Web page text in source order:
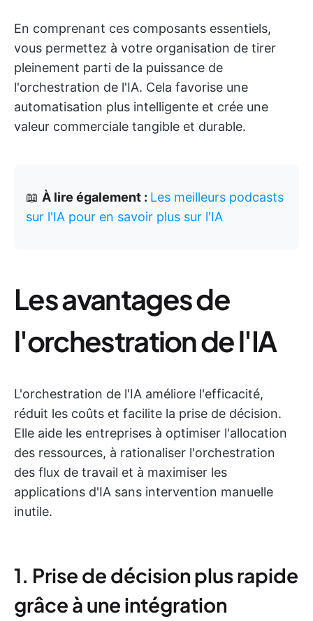
En comprenant ces composants essentiels,
vous permettez à votre organisation de tirer
pleinement parti de la puissance de
l'orchestration de l'IA. Cela favorise une
automatisation plus intelligente et crée une
valeur commerciale tangible et durable.
📖 À lire également : Les meilleurs podcasts
sur l'IA pour en savoir plus sur l'IA
Les avantages de
l'orchestration de l'IA
L'orchestration de l'IA améliore l'efficacité,
réduit les coûts et facilite la prise de décision.
Elle aide les entreprises à optimiser l'allocation
des ressources, à rationaliser l'orchestration
des flux de travail et à maximiser les
applications d'IA sans intervention manuelle
inutile.
1. Prise de décision plus rapide
grâce à une intégration